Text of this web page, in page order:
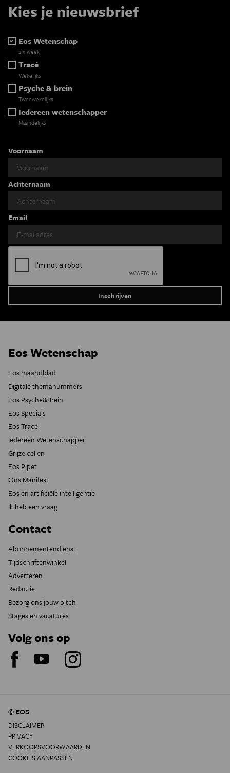
Kies je nieuwsbrief
Eos Wetenschap
2 x week
Tracé
Wekelijks
Psyche & brein
Tweewekelijks
Iedereen wetenschapper
Maandelijks
Voornaam
Achternaam
Email
Eos Wetenschap
Eos maandblad
Digitale themanummers
Eos Psyche&Brein
Eos Specials
Eos Tracé
Iedereen Wetenschapper
Grijze cellen
Eos Pipet
Ons Manifest
Eos en artificiële intelligentie
Ik heb een vraag
Contact
Abonnementendienst
Tijdschriftenwinkel
Adverteren
Redactie
Bezorg ons jouw pitch
Stages en vacatures
Volg ons op
© EOS
DISCLAIMER
PRIVACY
VERKOOPSVOORWAARDEN
COOKIES AANPASSEN